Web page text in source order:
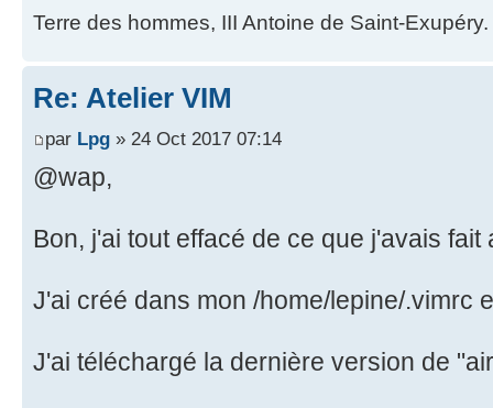
Terre des hommes, III Antoine de Saint-Exupéry.
Re: Atelier VIM
par Lpg » 24 Oct 2017 07:14
@wap,
Bon, j'ai tout effacé de ce que j'avais fait
J'ai créé dans mon /home/lepine/.vimrc
J'ai téléchargé la dernière version de